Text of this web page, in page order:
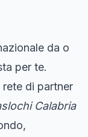
da o
per te.
rete di partner
Calabria